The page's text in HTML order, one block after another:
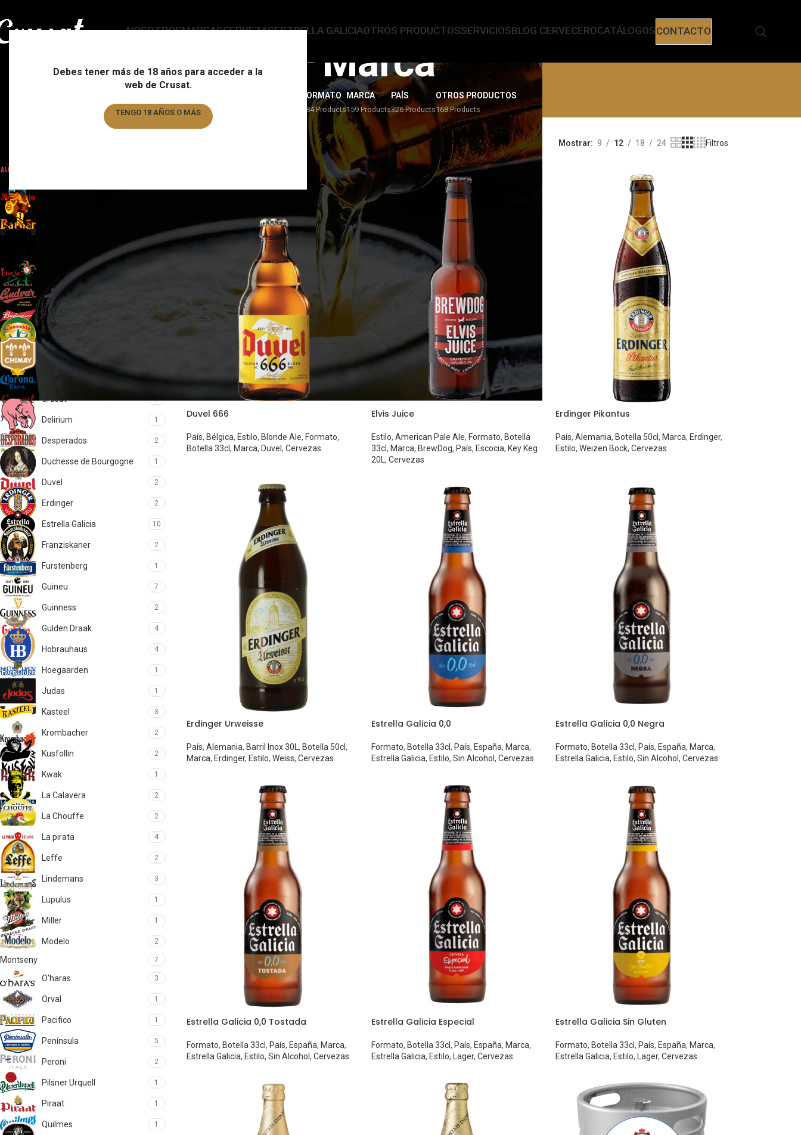
Debes tener más de 18 años para acceder a la
web de Crusat.
TENGO 18 AÑOS O MÁS
NOSOTROSMARCASCERVEZASESTRELLA GALICIAOTROS PRODUCTOSSERVICIOSBLOG CERVECEROCATÁLOGOSCONTACTO
Marca
178 Products
FORMATO
284 Products
MARCA
159 Products
PAÍS
326 Products
OTROS PRODUCTOS
168 Products
Augustijn 1
6
Brugse Zot
Budejovicky Budvar
Budweiser 1
Cannabis
Chimay
1
Crusat 1
Delirium 1
Desperados 2
Duchesse de Bourgogne 1
Duvel 2
Erdinger 2
Estrella Galicia 10
Franziskaner 2
Furstenberg 1
Guineu 7
Guinness 2
Gulden Draak 4
Hobrauhaus 4
Hoegaarden 1
Judas 1
Kasteel 3
Krombacher 2
Kusfollin 2
Kwak 1
La Calavera 2
La Chouffe 2
La pirata 4
Leffe 2
Lindemans 3
Lupulus 1
Miller 1
Modelo 2
Montseny 7
O'haras 3
Orval 1
Pacifico 1
Península 5
Peroni 2
Pilsner Urquell 1
Piraat 1
Quilmes 1
Mostrar 9 12 18 24 Filtros
Duvel 666
País, Bélgica, Estilo, Blonde Ale, Formato,
Botella 33cl, Marca, Duvel , Cervezas
Elvis Juice
Estilo, American Pale Ale, Formato, Botella
33cl, Marca, BrewDog, País, Escocia, Key Keg
20L, Cervezas
Erdinger Pikantus
País, Alemania, Botella 50cl, Marca, Erdinger,
Estilo, Weizen Bock, Cervezas
Erdinger Urweisse
País, Alemania, Barril Inox 30L , Botella 50cl,
Marca, Erdinger, Estilo, Weiss, Cervezas
Estrella Galicia 0,0
Formato, Botella 33cl, País, España, Marca,
Estrella Galicia, Estilo, Sin Alcohol , Cervezas
Estrella Galicia 0,0 Negra
Formato, Botella 33cl, País, España, Marca,
Estrella Galicia, Estilo, Sin Alcohol, Cervezas
Estrella Galicia 0,0 Tostada
Formato, Botella 33cl, País, España, Marca,
Estrella Galicia, Estilo, Sin Alcohol , Cervezas
Estrella Galicia Especial
Formato, Botella 33cl, País, España, Marca,
Estrella Galicia, Estilo, Lager, Cervezas
Estrella Galicia Sin Gluten
Formato, Botella 33cl, País, España, Marca,
Estrella Galicia, Estilo, Lager, Cervezas